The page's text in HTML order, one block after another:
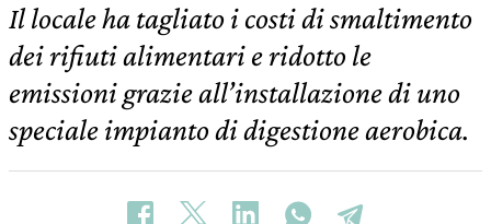
Il locale ha tagliato i costi di smaltimento
dei rifiuti alimentari e ridotto le
emissioni grazie all’installazione di uno
speciale impianto di digestione aerobica.